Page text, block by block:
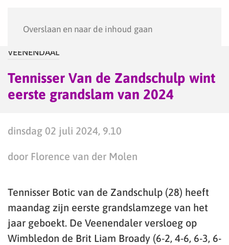
Overslaan en naar de inhoud gaan
VEENENDAAL
Tennisser Van de Zandschulp wint
eerste grandslam van 2024
dinsdag 02 juli 2024, 9.10
door Florence van der Molen
Tennisser Botic van de Zandschulp (28) heeft
maandag zijn eerste grandslamzege van het
jaar geboekt. De Veenendaler versloeg op
Wimbledon de Brit Liam Broady (6-2, 4-6, 6-3, 6-